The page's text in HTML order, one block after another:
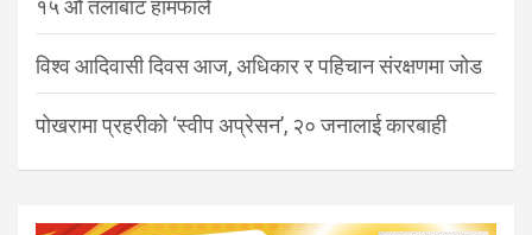
१५ औं तलाबाट हामफाले
विश्व आदिवासी दिवस आज, अधिकार र पहिचान संरक्षणमा जोड
पोखरामा प्रहरीको ‘स्वीप अप्रेसन’, २० जनालाई कारबाही